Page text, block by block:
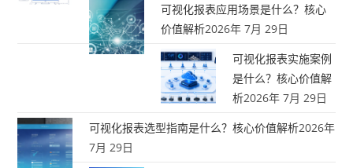
可视化报表应用场景是什么？核心
价值解析2026年 7月 29日
可视化报表实施案例
是什么？核心价值解
析2026年 7月 29日
可视化报表选型指南是什么？核心价值解析2026年
7月 29日